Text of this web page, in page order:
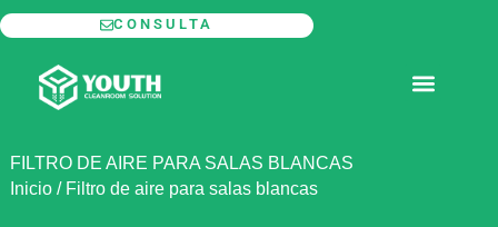
Ir
al
contenido
CONSULTA
FILTRO DE AIRE PARA SALAS BLANCAS
Inicio/ Filtro de aire para salas blancas